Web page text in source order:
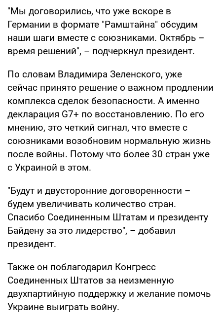
"Мы договорились, что уже вскоре в
Германии в формате "Рамштайна" обсудим
наши шаги вместе с союзниками. Октябрь –
время решений", – подчеркнул президент.
По словам Владимира Зеленского, уже
сейчас принято решение о важном продлении
комплекса сделок безопасности. А именно
декларация G7+ по восстановлению. По его
мнению, это четкий сигнал, что вместе с
союзниками возобновим нормальную жизнь
после войны. Потому что более 30 стран уже
с Украиной в этом.
"Будут и двусторонние договоренности –
будем увеличивать количество стран.
Спасибо Соединенным Штатам и президенту
Байдену за это лидерство", – добавил
президент.
Также он поблагодарил Конгресс
Соединенных Штатов за неизменную
двухпартийную поддержку и желание помочь
Украине выиграть войну.